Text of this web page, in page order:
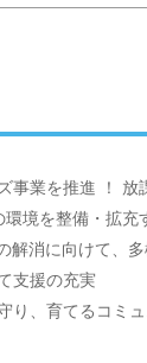
事業を推進 ！ 放
境を整備・拡充
解消に向けて、
支援の充実
り、育てるコミ